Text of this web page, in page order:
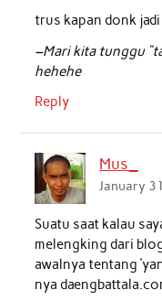
trus kapan donk
–Mari kita tunggu
hehehe
Reply
Mus_
January
Suatu saat kalau
melengking dari
awalnya tentang
nya